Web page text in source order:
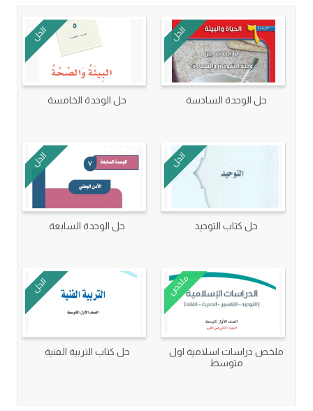
الحل
حل الوحدة السادسة
الحل
حل الوحدة الخامسة
الحل
حل كتاب التوحيد
الحل
حل الوحدة السابعة
ملخص
ملخص دراسات اسلامية اول
متوسط
الحل
حل كتاب التربية الفنية